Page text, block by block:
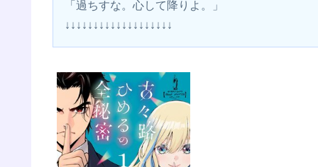
「過ちすな。心して降りよ。」
↓↓↓↓↓↓↓↓↓↓↓↓↓↓↓↓↓↓↓